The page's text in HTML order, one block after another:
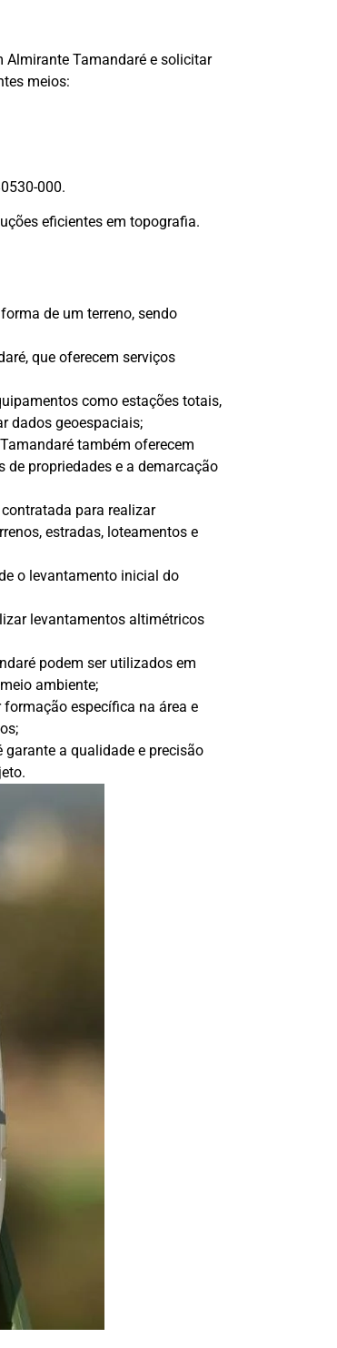
Almirante Tamandaré e solicitar
meios:
000.
eficientes em topografia.
de um terreno, sendo
que oferecem serviços
como estações totais,
dados geoespaciais;
também oferecem
propriedades e a demarcação
para realizar
estradas, loteamentos e
o levantamento inicial do
levantamentos altimétricos
podem ser utilizados em
ambiente;
específica na área e
a qualidade e precisão